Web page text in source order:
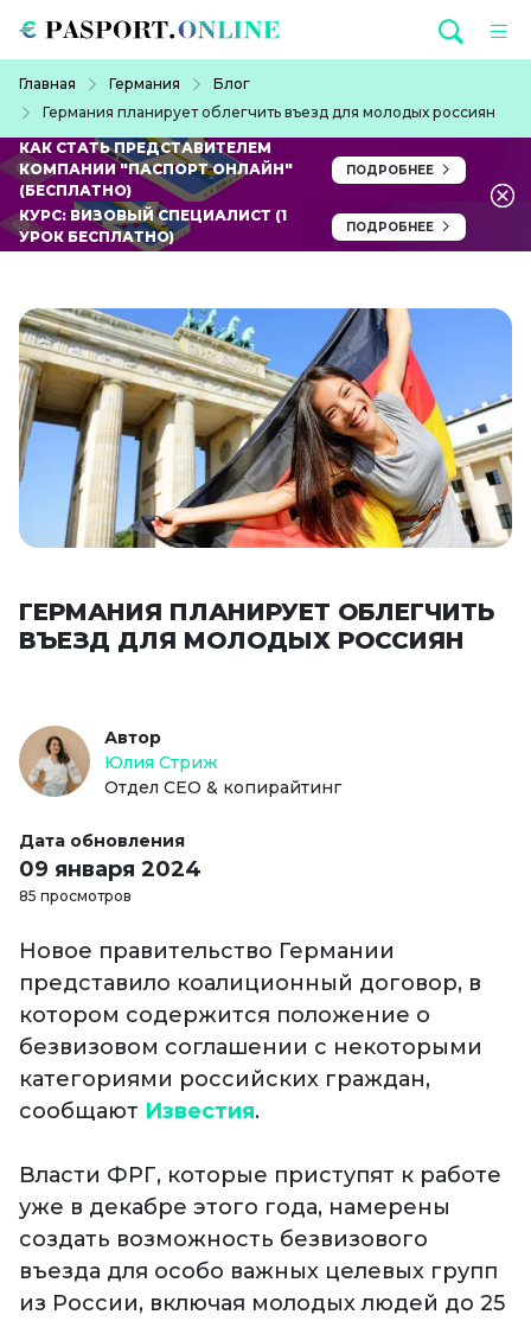
Главная Германия
Блог
Германия планирует облегчить въезд для молодых россиян
КАК СТАТЬ ПРЕДСТАВИТЕЛЕМ
КОМПАНИИ "ПАСПОРТ ОНЛАЙН"
(БЕСПЛАТНО)
ПОДРОБНЕЕ
КУРС: ВИЗОВЫЙ СПЕЦИАЛИСТ (1
УРОК БЕСПЛАТНО)
ПОДРОБНЕЕ
ГЕРМАНИЯ ПЛАНИРУЕТ ОБЛЕГЧИТЬ
ВЪЕЗД ДЛЯ МОЛОДЫХ РОССИЯН
Автор
Юлия Стриж
Отдел СЕО & копирайтинг
Дата обновления
09 января 2024
85 просмотров
Новое правительство Германии
представило коалиционный договор, в
котором содержится положение о
безвизовом соглашении с некоторыми
категориями российских граждан,
сообщают Известия.
Власти ФРГ, которые приступят к работе
уже в декабре этого года, намерены
создать возможность безвизового
въезда для особо важных целевых групп
из России, включая молодых людей до 25